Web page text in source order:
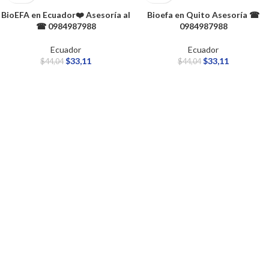
BioEFA en Ecuador❤️ Asesoría al
☎ 0984987988
Ecuador
$44,04 $33,11
Bioefa en Quito Asesoría ☎
0984987988
Ecuador
$44,04 $33,11